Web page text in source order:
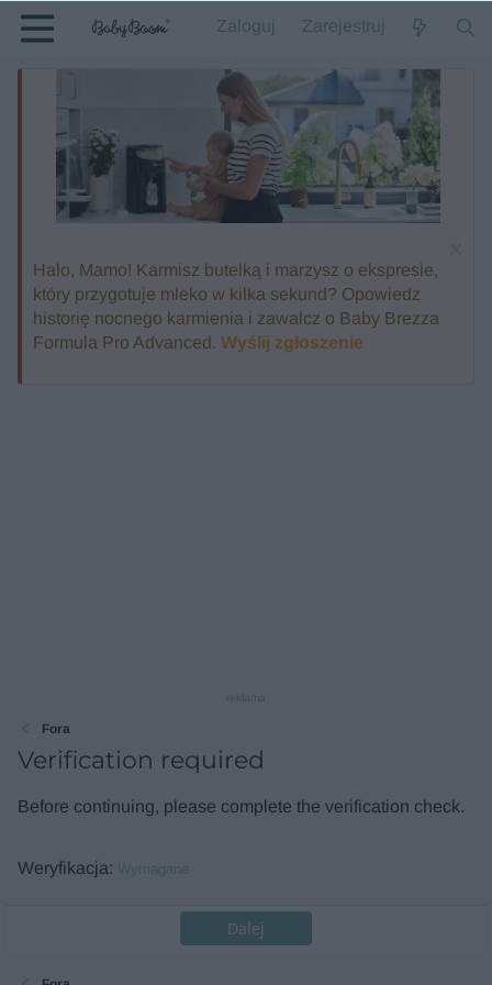
Zaloguj Zarejestruj
Halo, Mamo! Karmisz butelką i marzysz o ekspresie,
który przygotuje mleko w kilka sekund? Opowiedz
historię nocnego karmienia i zawalcz o Baby Brezza
Formula Pro Advanced. Wyślij zgłoszenie
Fora
Verification required
Before continuing, please complete the verification check.
Weryfikacja Wymagane
Dalej